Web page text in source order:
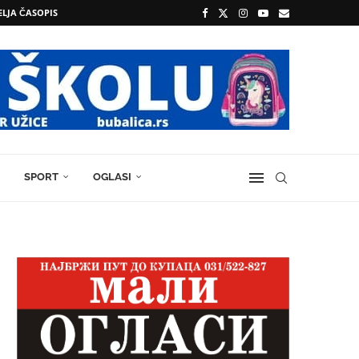
ČASOPIS
SPORT OGLASI